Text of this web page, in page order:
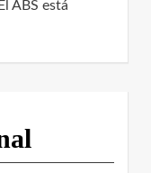
ABS está